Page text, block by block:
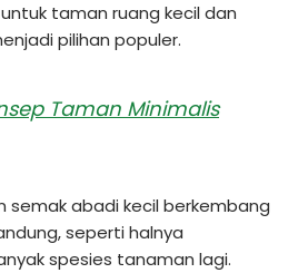
taman ruang kecil dan
pilihan populer.
Taman Minimalis
semak abadi kecil berkembang
seperti halnya
spesies tanaman lagi.